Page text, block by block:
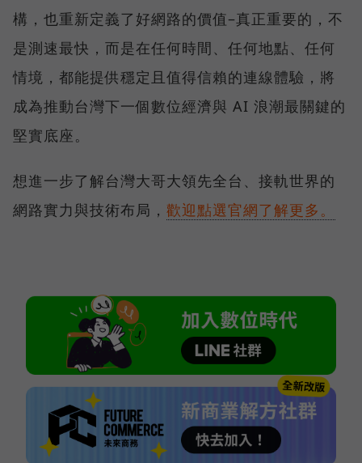
構，也重新定義了好網路的價值–真正重要的，不
是測速最快，而是在任何時間、任何地點、任何
情境，都能提供穩定且值得信賴的連線體驗，將
成為推動台灣下一個數位經濟與 AI 浪潮最關鍵的
堅實底座。
想進一步了解台灣大哥大領先全台、接軌世界的
網路實力與技術布局， 歡迎點選官網了解更多。